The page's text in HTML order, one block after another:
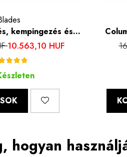
kempingezés és
acél 440B, 22
cm
10.563,10 HUF
hogyan